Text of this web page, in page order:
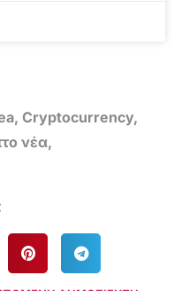
, Cryptocurrency,
νέα,